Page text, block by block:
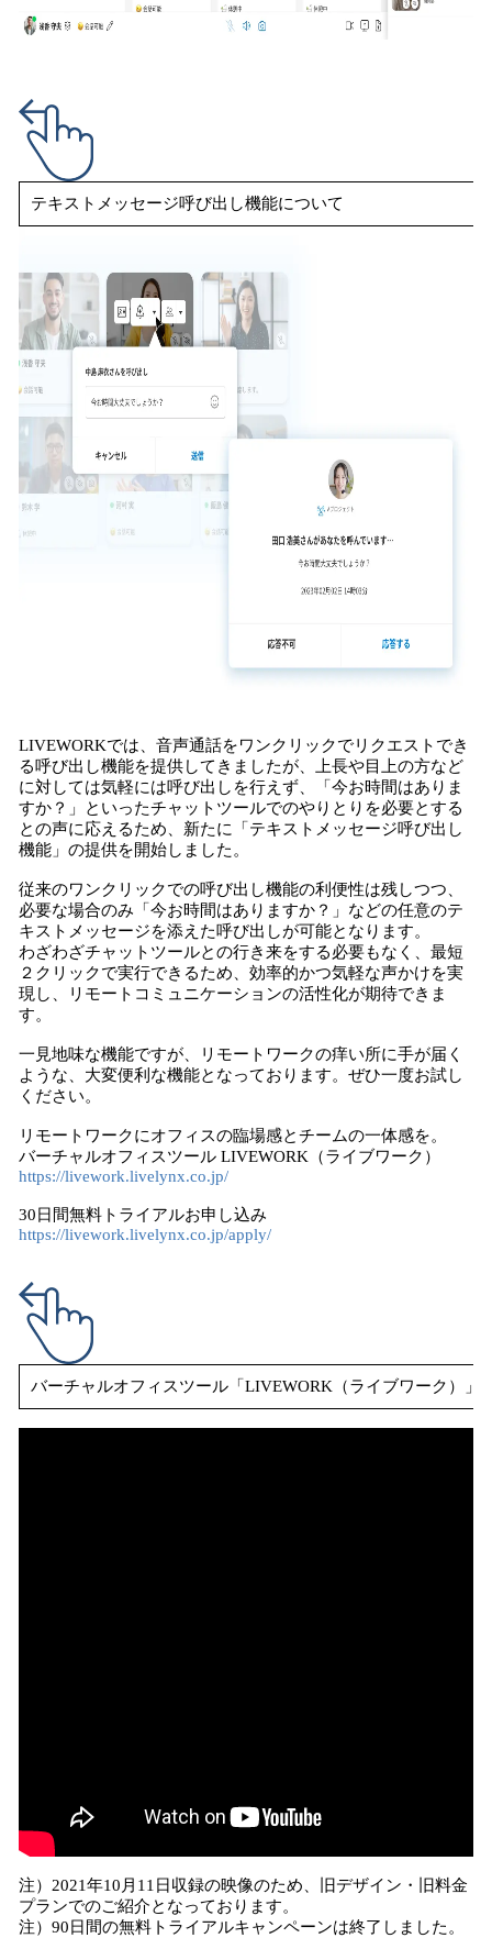
テキストメッセージ呼び出し機能について
LIVEWORKでは、音声通話をワンクリックでリクエストでき
る呼び出し機能を提供してきましたが、上長や目上の方など
に対しては気軽には呼び出しを行えず、「今お時間はありま
すか？」といったチャットツールでのやりとりを必要とする
との声に応えるため、新たに「テキストメッセージ呼び出し
機能」の提供を開始しました。
従来のワンクリックでの呼び出し機能の利便性は残しつつ、
必要な場合のみ「今お時間はありますか？」などの任意のテ
キストメッセージを添えた呼び出しが可能となります。
わざわざチャットツールとの行き来をする必要もなく、最短
２クリックで実行できるため、効率的かつ気軽な声かけを実
現し、リモートコミュニケーションの活性化が期待できま
す。
一見地味な機能ですが、リモートワークの痒い所に手が届く
ような、大変便利な機能となっております。ぜひ一度お試し
ください。
リモートワークにオフィスの臨場感とチームの一体感を。
バーチャルオフィスツール LIVEWORK（ライブワーク）
https://livework.livelynx.co.jp/
30日間無料トライアルお申し込み
https://livework.livelynx.co.jp/apply/
バーチャルオフィスツール「LIVEWORK（ライブワーク）」
注）2021年10月11日収録の映像のため、旧デザイン・旧料金
プランでのご紹介となっております。
注）90日間の無料トライアルキャンペーンは終了しました。